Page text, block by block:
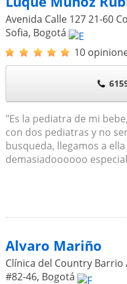
Avenida Calle 127 21-60
Sofia, Bogotá
10
"Es la pediatra de mi
con dos pediatras y no
busqueda, llegamos a
demasiadoooooo
Alvaro Mariño
Clínica del Country
#82-46, Bogotá